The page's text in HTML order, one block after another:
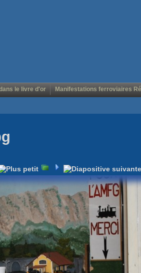
le livre d'or Manifestations ferroviaires